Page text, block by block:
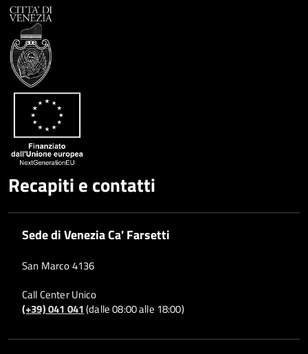
Recapiti e contatti
Sede di Venezia Ca' Farsetti
San Marco 4136
Call Center Unico
(+39) 041 041(dalle 08:00 alle 18:00)